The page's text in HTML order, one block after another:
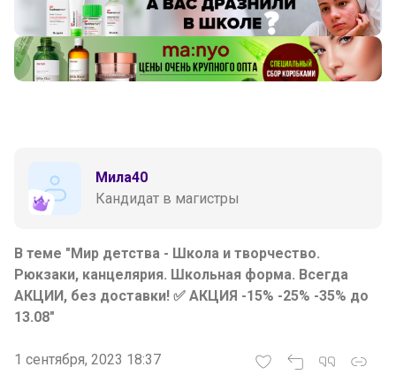
Мила40
Кандидат в магистры
В теме "Мир детства - Школа и творчество.
Рюкзаки, канцелярия. Школьная форма. Всегда
АКЦИИ, без доставки! ✅ АКЦИЯ -15% -25% -35% до
13.08"
1 сентября, 2023 18:37